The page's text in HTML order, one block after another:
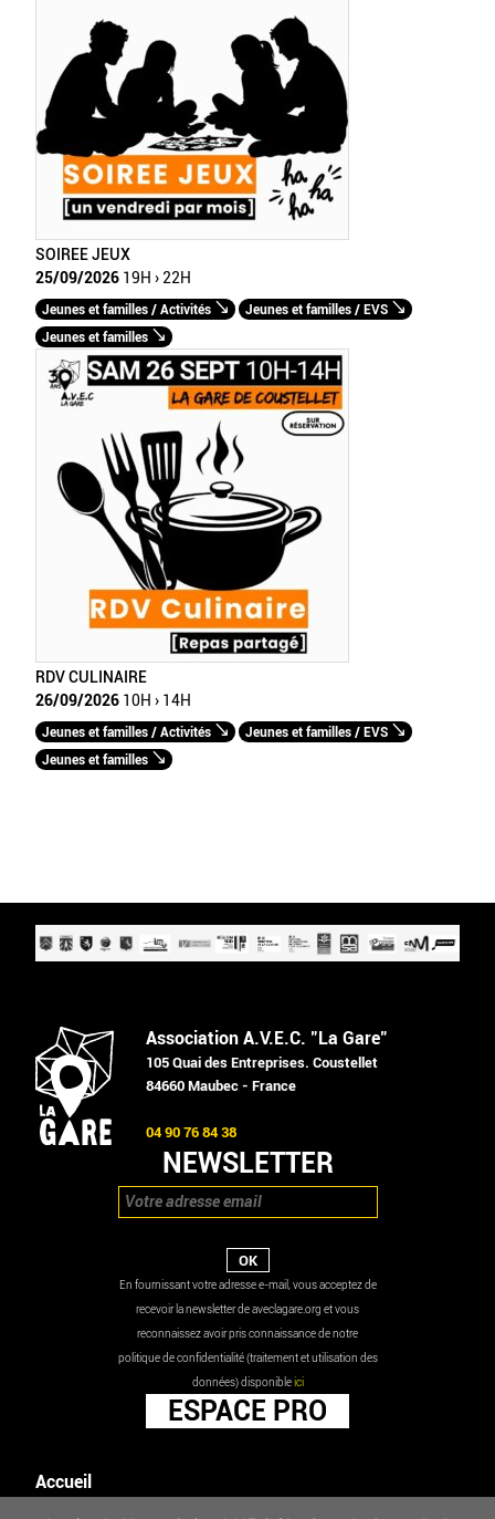
SOIREE JEUX
25/09/2026 19H › 22H
Jeunes et familles / Activités
Jeunes et familles / EVS
Jeunes et familles
RDV CULINAIRE
26/09/2026 10H › 14H
Jeunes et familles / Activités
Jeunes et familles / EVS
Jeunes et familles
Association A.V.E.C. "La Gare"
105 Quai des Entreprises. Coustellet
84660 Maubec - France
04 90 76 84 38
NEWSLETTER
En fournissant votre adresse e-mail, vous acceptez de
recevoir la newsletter de aveclagare.org et vous
reconnaissez avoir pris connaissance de notre
politique de confidentialité (traitement et utilisation des
données) disponibleici
ESPACE PRO
Accueil